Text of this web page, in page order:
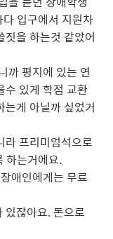
입구에서 지원차
을 하는것 같았어
까 평지에 있는 연
수 있게 학점 교환
게 아닐까 싶었거
라 프리미엄석으로
하는거에요.
애인에게는 무료
있잖아요. 돈으로